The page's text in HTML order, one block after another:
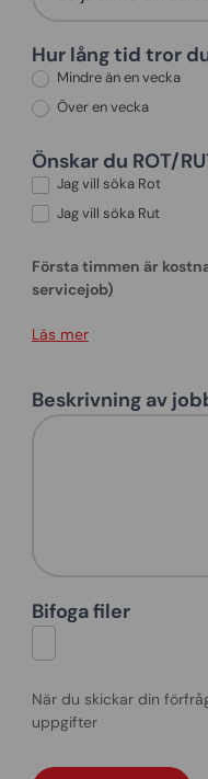
Hur lång tid tror
Mindre än en vecka
Över en vecka
Önskar du ROT/
Jag vill söka Rot
Jag vill söka Rut
Första timmen är
servicejob)
Läs mer
Beskrivning av
Bifoga filer
När du skickar din
uppgifter